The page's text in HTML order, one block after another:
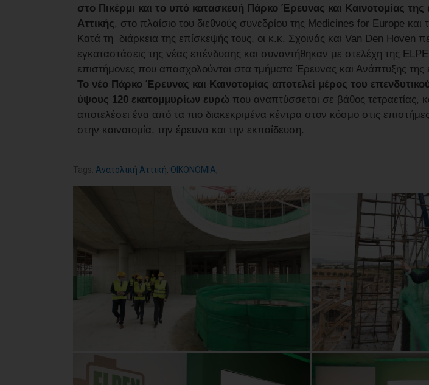
στο Πικέρμι και το υπό κατασκευή Πάρκο Έρευνας και Καινοτομίας της
Αττικής, στο πλαίσιο του διεθνούς συνεδρίου της Medicines for Europe και
Κατά τη διάρκεια της επίσκεψής τους, οι κ.κ. Σχοινάς και Van Den Hoven
εγκαταστάσεις της νέας επένδυσης και συναντήθηκαν με στελέχη της
επιστήμονες που απασχολούνται στα τμήματα Έρευνας και Ανάπτυξης της
Το νέο Πάρκο Έρευνας και Καινοτομίας αποτελεί μέρος του
ύψους 120 εκατομμυρίων ευρώ που αναπτύσσεται σε βάθος τετραετίας,
αποτελέσει ένα από τα πιο διακεκριμένα κέντρα στον κόσμο στις
στην καινοτομία, την έρευνα και την εκπαίδευση.
Tags: Ανατολική Αττική, ΟΙΚΟΝΟΜΙΑ,